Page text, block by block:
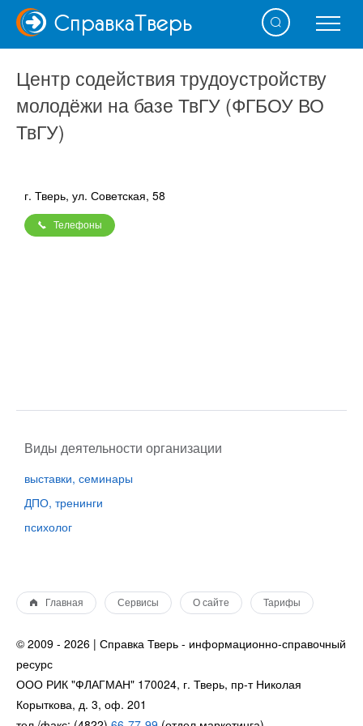
СправкаТверь
Центр содействия трудоустройству
молодёжи на базе ТвГУ (ФГБОУ ВО
ТвГУ)
г. Тверь, ул. Советская, 58
Телефоны
Виды деятельности организации
выставки, семинары
ДПО, тренинги
психолог
Главная Сервисы О сайте Тарифы
© 2009 - 2026 | Справка Тверь - информационно-справочный
ресурс
ООО РИК "ФЛАГМАН" 170024, г. Тверь, пр-т Николая
Корыткова, д. 3, оф. 201